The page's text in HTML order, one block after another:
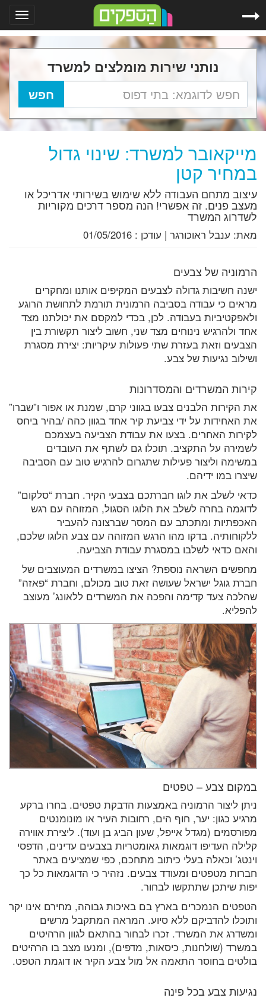
נותני שירות מומלצים למשרד
מייקאובר למשרד: שינוי גדול
במחיר קטן
עיצוב מתחם העבודה ללא שימוש בשירותי אדריכל או
מעצב פנים. זה אפשרי! הנה מספר דרכים מקוריות
לשדרוג המשרד
מאת: ענבל ראוכורגר | עודכן : 01/05/2016
הרמוניה של צבעים
ישנה חשיבות גדולה לצבעים המקיפים אותנו ומחקרים
מראים כי עבודה בסביבה הרמונית תורמת לתחושת הרוגע
ולאפקטיביות בעבודה. לכן, בכדי למקסם את יכולתנו מצד
אחד ולהרגיש נינוחים מצד שני, חשוב ליצור תקשורת בין
הצבעים וזאת בעזרת שתי פעולות עיקריות: יצירת מסגרת
ושילוב נגיעות של צבע.
קירות המשרדים והמסדרונות
את הקירות הלבנים צבעו בגווני קרם, שמנת או אפור ו”שברו”
את האחידות על ידי צביעת קיר אחד בגוון כהה /בהיר ביחס
לקירות האחרים. בצעו את עבודת הצביעה בעצמכם
לשמירה על התקציב. תוכלו גם לשתף את העובדים
במשימה וליצור פעילות שתגרום להרגיש טוב עם הסביבה
שיצרו במו ידיהם.
כדאי לשלב את לוגו חברתכם בצבעי הקיר. חברת “סלקום”
לדוגמה בחרה לשלב את הלוגו הסגול, המזוהה עם רגש
האכפתיות ומתכתב עם המסר שברצונה להעביר
ללקוחותיה. בדקו מהו הרגש המזוהה עם צבע הלוגו שלכם,
והאם כדאי לשלבו במסגרת עבודת הצביעה.
מחפשים השראה נוספת? הציצו במשרדים המעוצבים של
חברת גוגל ישראל שעושה זאת טוב מכולם, וחברת “פאזה”
שהלכה צעד קדימה והפכה את המשרדים ללאונג’ מעוצב
להפליא.
במקום צבע – טפטים
ניתן ליצור הרמוניה באמצעות הדבקת טפטים. בחרו ברקע
מרגיע כגון: יער, חוף הים, רחובות העיר או מונומנטים
מפורסמים (מגדל אייפל, שעון הביג בן ועוד). ליצירת אווירה
קלילה העדיפו דוגמאות גאומטריות בצבעים עדינים, הדפסי
וינטג’ וכאלה בעלי כיתוב מתחכם, כפי שמציעים באתר
חברות מטפטים ומעודד צבעים. נזהיר כי הדוגמאות כל כך
יפות שיתכן שתתקשו לבחור.
הטפטים הנמכרים בארץ בם באיכות גבוהה, מחירם אינו יקר
ותוכלו להדביקם ללא סיוע. המראה המתקבל מרשים
ומשדרג את המשרד. זכרו לבחור בהתאם לגוון הרהיטים
במשרד (שולחנות, כיסאות, מדפים), ומנעו מצב בו הרהיטים
בולטים בחוסר התאמה אל מול צבע הקיר או דוגמת הטפט.
נגיעות צבע בכל פינה